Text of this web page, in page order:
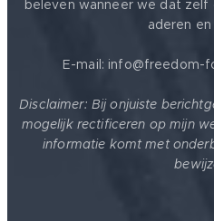
beleven wanneer we dat zelf
aderen
E-mail: info@freedom-
Disclaimer: Bij onjuiste
mogelijk rectificeren op mijn
informatie komt met